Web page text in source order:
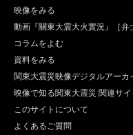
映像をみる
動画『關東大震大火實況』［弁
コラムをよむ
資料をみる
関東大震災映像デジタルアー
映像で知る関東大震災 関連サ
このサイトについて
よくあるご質問